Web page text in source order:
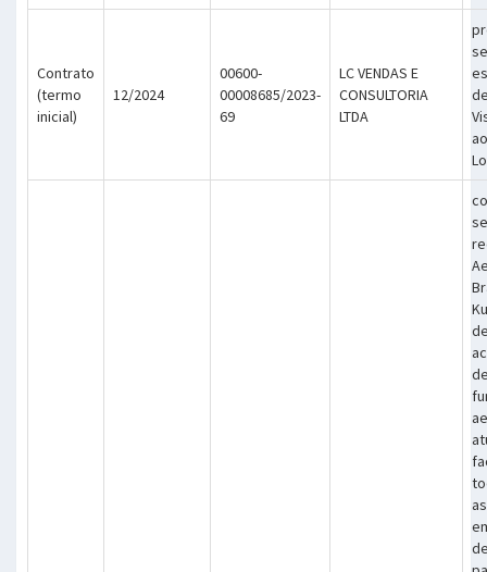
Contrato
(termo
inicial)
12/2024
00600-
00008685/2023-
69
LC VENDAS E
CONSULTORIA
LTDA